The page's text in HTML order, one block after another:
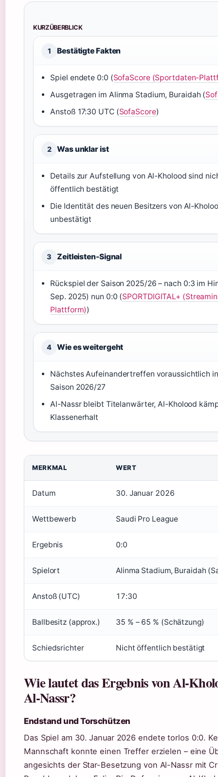
KURZÜBERBLICK
1 Bestätigte Fakten
Spiel endete 0:0 (SofaScore (Sportdaten-
Ausgetragen im Alinma Stadium, Buraidah (
Anstoß 17:30 UTC (SofaScore)
2 Was unklar ist
Details zur Aufstellung von Al-Kholood sind
öffentlich bestätigt
Die Identität des neuen Besitzers von Al-
unbestätigt
3 Zeitleisten-Signal
Rückspiel der Saison 2025/26 – nach 0:3 im
Sep. 2025) nun 0:0 (SPORTDIGITAL+
Plattform))
4 Wie es weitergeht
Nächstes Aufeinandertreffen voraussichtlich
Saison 2026/27
Al-Nassr bleibt Titelanwärter, Al-Kholood
Klassenerhalt
Spieldaten im Überblick
MERKMAL WERT
Datum 30. Januar 2026
Wettbewerb Saudi Pro League
Ergebnis 0:0
Spielort Alinma Stadium, Buraidah
Anstoß (UTC) 17:30
Ballbesitz (approx.) 35 % – 65 % (Schätzung)
Schiedsrichter Nicht öffentlich bestätigt
Wie lautet das Ergebnis von Al-
Al-Nassr?
Endstand und Torschützen
Das Spiel am 30. Januar 2026 endete torlos 0:0.
Mannschaft konnte einen Treffer erzielen – eine
angesichts der Star-Besetzung von Al-Nassr mit